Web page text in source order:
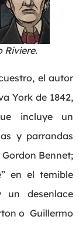
Riviere.
el autor
York de 1842,
incluye un
y parrandas
Bennet;
en el temible
un desenlace
o Guillermo